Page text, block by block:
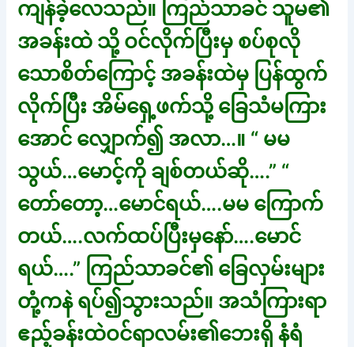
ကျန်ခဲ့လေသည်။ ကြည်သာခင် သူမ၏
အခန်းထဲ သို့ ဝင်လိုက်ပြီးမှ စပ်စုလို
သောစိတ်ကြောင့် အခန်းထဲမှ ပြန်ထွက်
လိုက်ပြီး အိမ်ရှေ့ဖက်သို့ ခြေသံမကြား
အောင် လျှောက်၍ အလာ…။ “ မမ
သွယ်…မောင့်ကို ချစ်တယ်ဆို….” “
တော်တော့…မောင်ရယ်….မမ ကြောက်
တယ်….လက်ထပ်ပြီးမှနော်….မောင်
ရယ်….” ကြည်သာခင်၏ ခြေလှမ်းများ
တုံ့ကနဲ ရပ်၍သွားသည်။ အသံကြားရာ
ဧည့်ခန်းထဲဝင်ရာလမ်း၏ဘေးရှိ နံရံ